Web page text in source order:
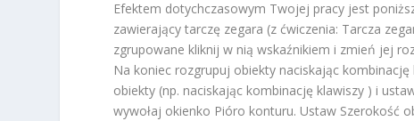
Efektem dotychczasowym Twojej pracy jest
zawierający tarczę zegara (z ćwiczenia: Tarcza
zgrupowane kliknij w nią wskaźnikiem i zmień jej
Na koniec rozgrupuj obiekty naciskając kombinację
obiekty (np. naciskając kombinację klawiszy ) i
wywołaj okienko Pióro konturu. Ustaw Szerokość